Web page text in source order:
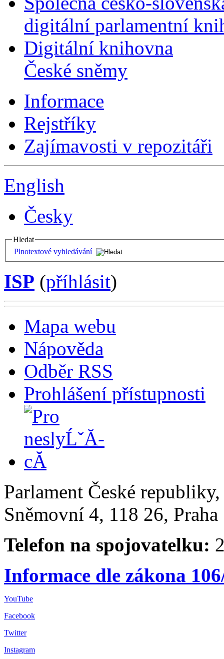
digitální parlamentní
Digitální knihovna
České sněmy
Informace
Rejstříky
Zajímavosti v repozitáři
English
Česky
Hledat
Plnotextové vyhledávání
ISP (příhlásit)
Mapa webu
Nápověda
Odběr RSS
Prohlášení přístupnosti
Parlament České
Sněmovní 4, 118 26,
Telefon na spojovatelku:
Informace dle zákona
YouTube
Facebook
Twitter
Instagram